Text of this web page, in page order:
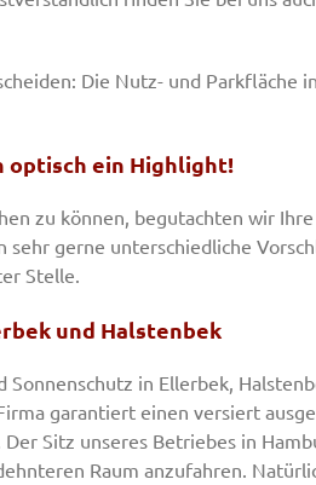
Die Nutz- und Parkfläche
optisch ein Highlight!
zu können, begutachten wir
gerne unterschiedliche
Stelle.
und Halstenbek
Sonnenschutz in Ellerbek,
garantiert einen versiert
Sitz unseres Betriebes in
Raum anzufahren.